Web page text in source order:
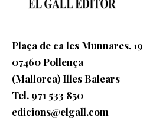
Plaça de ca les Munnares, 19
07460 Pollença
(Mallorca) Illes Balears
Tel. 971 533 850
edicions@elgall.com